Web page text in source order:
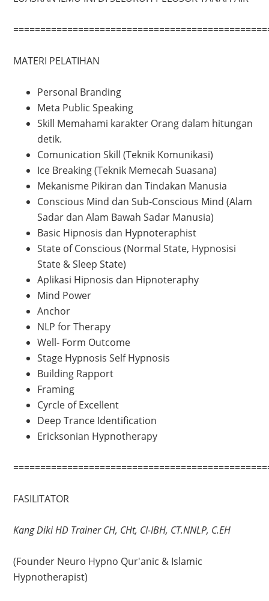
MATERI PELATIHAN
Personal Branding
Meta Public Speaking
Skill Memahami karakter Orang dalam hitungan
detik.
Comunication Skill (Teknik Komunikasi)
Ice Breaking (Teknik Memecah Suasana)
Mekanisme Pikiran dan Tindakan Manusia
Conscious Mind dan Sub-Conscious Mind (Alam
Sadar dan Alam Bawah Sadar Manusia)
Basic Hipnosis dan Hypnoteraphist
State of Conscious (Normal State, Hypnosisi
State & Sleep State)
Aplikasi Hipnosis dan Hipnoteraphy
Mind Power
Anchor
NLP for Therapy
Well- Form Outcome
Stage Hypnosis Self Hypnosis
Building Rapport
Framing
Cyrcle of Excellent
Deep Trance Identification
Ericksonian Hypnotherapy
FASILITATOR
Kang Diki HD Trainer CH, CHt, CI-IBH, CT.NNLP, C.EH
(Founder Neuro Hypno Qur'anic & Islamic
Hypnotherapist)